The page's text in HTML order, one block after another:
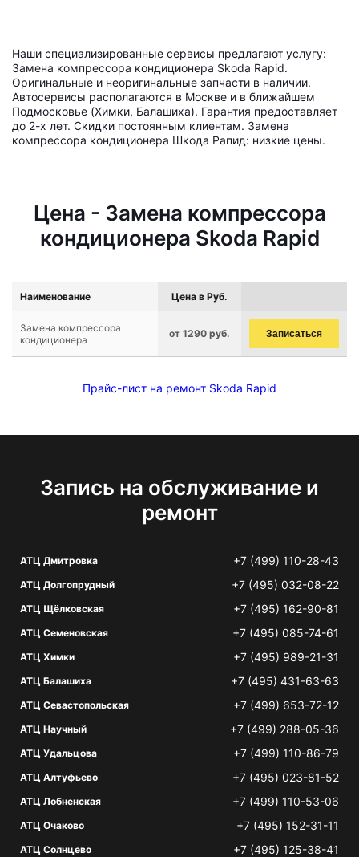
Наши специализированные сервисы предлагают услугу:
Замена компрессора кондиционера Skoda Rapid.
Оригинальные и неоригинальные запчасти в наличии.
Автосервисы располагаются в Москве и в ближайшем
Подмосковье (Химки, Балашиха). Гарантия предоставляет
до 2-х лет. Скидки постоянным клиентам. Замена
компрессора кондиционера Шкода Рапид: низкие цены.
Цена - Замена компрессора
кондиционера Skoda Rapid
Наименование Цена в Руб.
Замена компрессора
кондиционера
от 1290 руб. Записаться
Прайс-лист на ремонт Skoda Rapid
Запись на обслуживание и
ремонт
АТЦ Дмитровка +7 (499) 110-28-43
АТЦ Долгопрудный +7 (495) 032-08-22
АТЦ Щёлковская +7 (495) 162-90-81
АТЦ Семеновская +7 (495) 085-74-61
АТЦ Химки +7 (495) 989-21-31
АТЦ Балашиха +7 (495) 431-63-63
АТЦ Севастопольская +7 (499) 653-72-12
АТЦ Научный +7 (499) 288-05-36
АТЦ Удальцова +7 (499) 110-86-79
АТЦ Алтуфьево +7 (495) 023-81-52
АТЦ Лобненская +7 (499) 110-53-06
АТЦ Очаково +7 (495) 152-31-11
АТЦ Солнцево +7 (495) 125-38-41